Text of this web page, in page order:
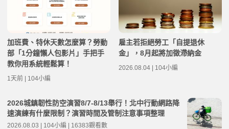
加班費、特休天數怎麼算？勞動
部「1分鐘懶人包影片」手把手
教你用系統輕鬆算！
1天前 | 104小編
雇主若拒絕勞工「自提退休
金」，8月起將加徵滯納金
2026.08.04 | 104小編
2026城鎮韌性防空演習8/7-8/13舉行！北中行動網路降
速演練有什麼限制？演習時間及管制注意事項整理
2026.08.03 | 104小編 | 16383觀看數